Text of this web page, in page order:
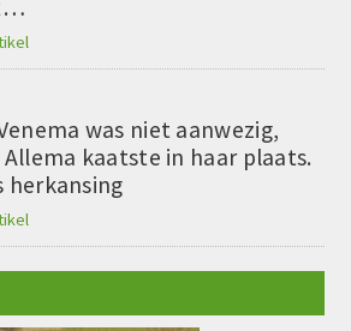
was niet aanwezig,
Allema kaatste in haar plaats.
herkansing